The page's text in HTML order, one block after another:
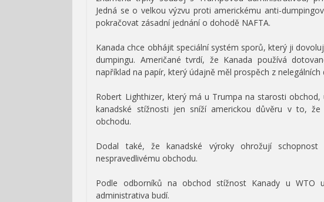
Jedná se o velkou výzvu proti americkému anti-
pokračovat zásadní jednání o dohodě NAFTA.
Kanada chce obhájit speciální systém sporů, který ji
dumpingu. Američané tvrdí, že Kanada používá
například na papír, který údajně měl prospěch z nelegálních
Robert Lighthizer, který má u Trumpa na starosti
kanadské stížnosti jen sníží americkou důvěru v to,
obchodu.
Dodal také, že kanadské výroky ohrožují
nespravedlivému obchodu.
Podle odborníků na obchod stížnost Kanady u WTO
administrativa budí.